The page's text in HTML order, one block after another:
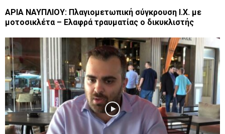
ΑΡΙΑ ΝΑΥΠΛΙΟΥ: Πλαγιομετωπική σύγκρουση Ι.Χ. με
μοτοσικλέτα – Ελαφρά τραυματίας ο δικυκλιστής